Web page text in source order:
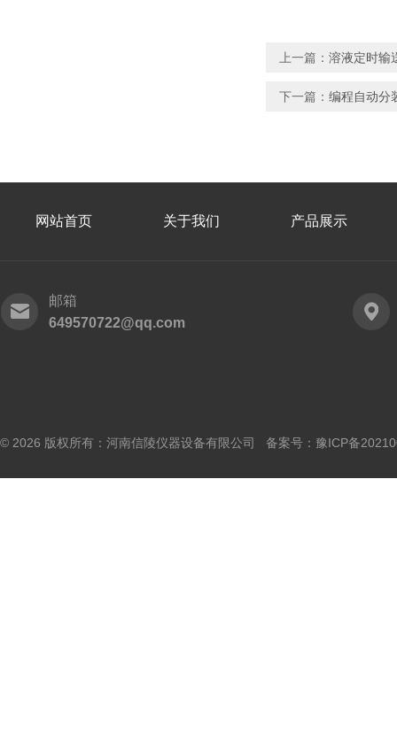
上一篇： 溶液定时输
下一篇： 编程自动分
网站首页 关于我们 产品展示
邮箱
649570722@qq.com
© 2026 版权所有：河南信陵仪器设备有限公司 备案号： 豫ICP备